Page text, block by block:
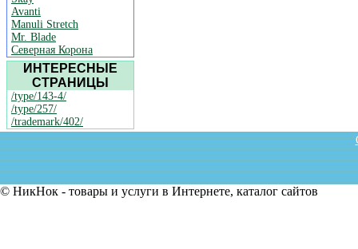
Avanti
Manuli Stretch
Mr. Blade
Северная Корона
ИНТЕРЕСНЫЕ
СТРАНИЦЫ
/type/143-4/
/type/257/
/trademark/402/
© НикНок - товары и услуги в Интернете, каталог сайтов